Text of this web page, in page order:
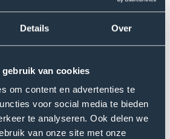
Details Over
gebruik van cookies
om content en advertenties te
voor social media te bieden
te analyseren. Ook delen we
van onze site met onze
gratis